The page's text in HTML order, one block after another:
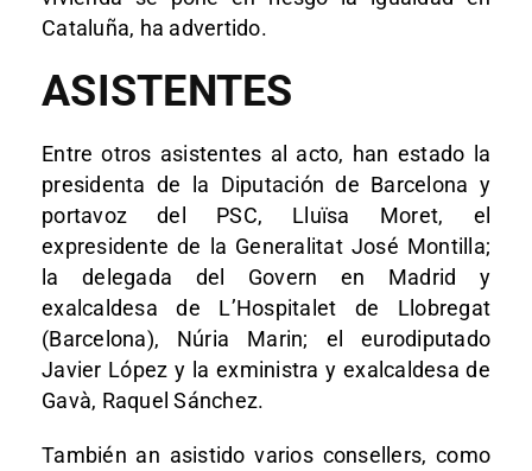
Cataluña, ha advertido.
ASISTENTES
Entre otros asistentes al acto, han estado la
presidenta de la Diputación de Barcelona y
portavoz del PSC, Lluïsa Moret, el
expresidente de la Generalitat José Montilla;
la delegada del Govern en Madrid y
exalcaldesa de L’Hospitalet de Llobregat
(Barcelona), Núria Marin; el eurodiputado
Javier López y la exministra y exalcaldesa de
Gavà, Raquel Sánchez.
También an asistido varios consellers, como